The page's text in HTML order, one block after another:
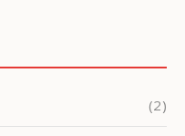
(2)